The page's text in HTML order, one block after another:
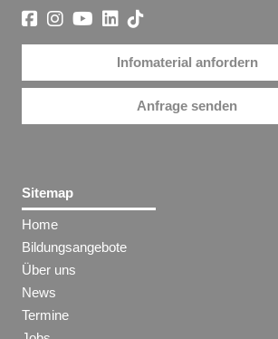
Infomaterial anfordern
Anfrage senden
Sitemap
Home
Bildungsangebote
Über uns
News
Termine